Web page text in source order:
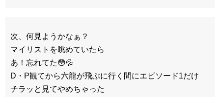
次、何見ようかなぁ？
マイリストを眺めていたら
あ！忘れてた😳💦
D・P観てから六龍が飛ぶに行く間にエピソード1だけ
チラッと見てやめちゃった